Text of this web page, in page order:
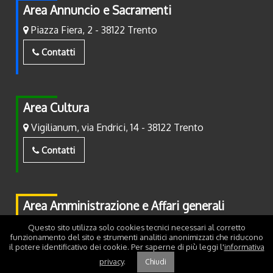
Area Annuncio e Sacramenti
Piazza Fiera, 2 - 38122 Trento
Contatti
Area Cultura
Vigilianum, via Endrici, 14 - 38122 Trento
Contatti
Area Amministrazione e Affari generali
Piazza Fiera, 2 - 38122 Trento
Contatti
Questo sito utilizza solo cookies tecnici necessari al corretto
funzionamento del sito e strumenti analitici anonimizzati che riducono
il potere identificativo dei cookie. Per saperne di più leggi l'informativa
privacy. Chiudi